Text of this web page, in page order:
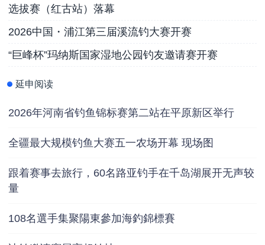
选拔赛（红古站）落幕
2026中国・浦江第三届溪流钓大赛开赛
“巨峰杯”玛纳斯国家湿地公园钓友邀请赛开赛
延申阅读
2026年河南省钓鱼锦标赛第二站在平原新区举行
全疆最大规模钓鱼大赛五一农场开幕 现场图
跟着赛事去旅行，60名路亚钓手在千岛湖展开无声较
量
108名選手集聚陽東參加海釣錦標賽